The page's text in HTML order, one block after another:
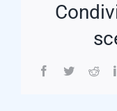
Facebook
Twitter